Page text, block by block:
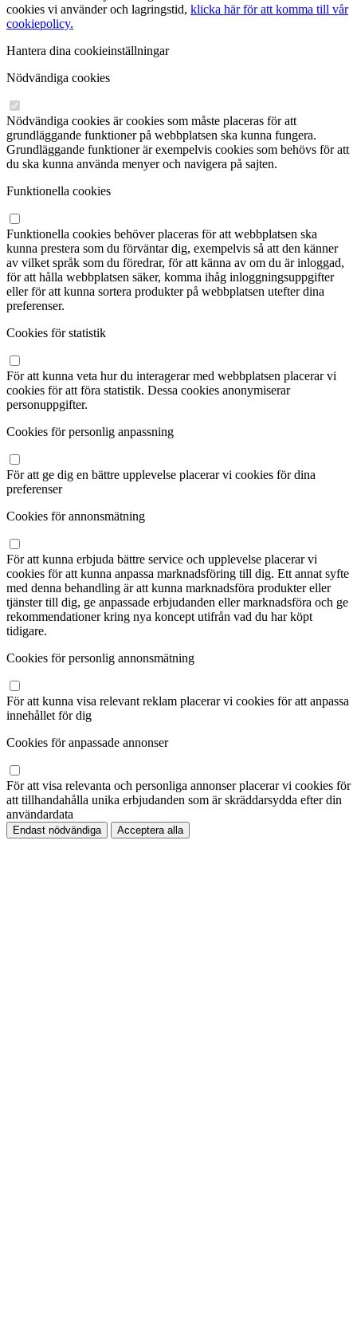
cookies vi använder och lagringstid, klicka här för att komma till vår
cookiepolicy.
Hantera dina cookieinställningar
Nödvändiga cookies
Nödvändiga cookies är cookies som måste placeras för att
grundläggande funktioner på webbplatsen ska kunna fungera.
Grundläggande funktioner är exempelvis cookies som behövs för att
du ska kunna använda menyer och navigera på sajten.
Funktionella cookies
Funktionella cookies behöver placeras för att webbplatsen ska
kunna prestera som du förväntar dig, exempelvis så att den känner
av vilket språk som du föredrar, för att känna av om du är inloggad,
för att hålla webbplatsen säker, komma ihåg inloggningsuppgifter
eller för att kunna sortera produkter på webbplatsen utefter dina
preferenser.
Cookies för statistik
För att kunna veta hur du interagerar med webbplatsen placerar vi
cookies för att föra statistik. Dessa cookies anonymiserar
personuppgifter.
Cookies för personlig anpassning
För att ge dig en bättre upplevelse placerar vi cookies för dina
preferenser
Cookies för annonsmätning
För att kunna erbjuda bättre service och upplevelse placerar vi
cookies för att kunna anpassa marknadsföring till dig. Ett annat syfte
med denna behandling är att kunna marknadsföra produkter eller
tjänster till dig, ge anpassade erbjudanden eller marknadsföra och ge
rekommendationer kring nya koncept utifrån vad du har köpt
tidigare.
Cookies för personlig annonsmätning
För att kunna visa relevant reklam placerar vi cookies för att anpassa
innehållet för dig
Cookies för anpassade annonser
För att visa relevanta och personliga annonser placerar vi cookies för
att tillhandahålla unika erbjudanden som är skräddarsydda efter din
användardata
Endast nödvändiga Acceptera alla